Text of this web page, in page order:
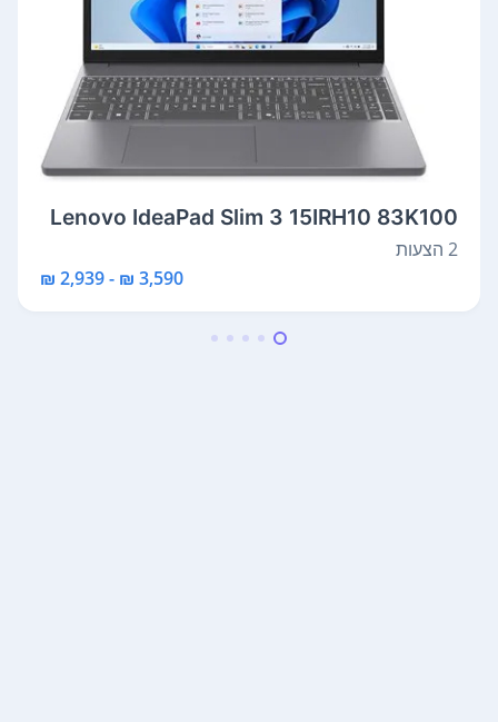
Lenovo IdeaPad Slim 3 15IRH10 83K100
KYIV
2 הצעות
3,590 ₪ - 2,939 ₪